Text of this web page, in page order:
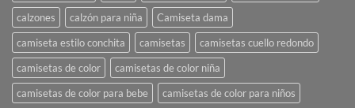
calzones
calzón para niña
Camiseta dama
camiseta estilo conchita
camisetas
camisetas cuello redondo
camisetas de color
camisetas de color niña
camisetas de color para bebe
camisetas de color para niños